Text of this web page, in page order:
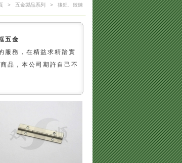
> 五金製品系列 > 後鈕、鉸鍊
五金
服務，在精益求精踏實
品，本公司期許自己不